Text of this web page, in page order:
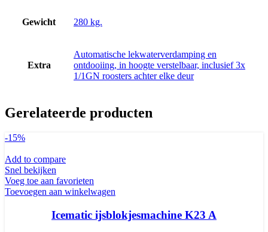
Gewicht 280 kg.
Extra
Automatische lekwaterverdamping en
ontdooiing, in hoogte verstelbaar, inclusief 3x
1/1GN roosters achter elke deur
Gerelateerde producten
-15%
Add to compare
Snel bekijken
Voeg toe aan favorieten
Toevoegen aan winkelwagen
Icematic ijsblokjesmachine K23 A